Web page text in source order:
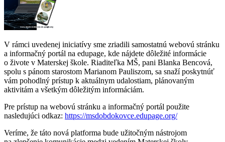
V rámci uvedenej iniciatívy sme zriadili samostatnú webovú stránku
a informačný portál na edupage, kde nájdete dôležité informácie
o živote v Materskej škole. Riaditeľka MŠ, pani Blanka Bencová,
spolu s pánom starostom Marianom Pauliszom, sa snaží poskytnúť
vám pohodlný prístup k aktuálnym udalostiam, plánovaným
aktivitám a všetkým dôležitým informáciám.
Pre prístup na webovú stránku a informačný portál použite
nasledujúci odkaz: https://msdobdokovce.edupage.org/
Veríme, že táto nová platforma bude užitočným nástrojom